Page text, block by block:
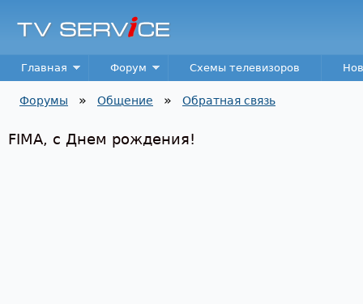
TV
Service
Main menu
Главная Форум Схемы телевизоров
Форумы » Общение » Обратная связь
FIMA, с Днем рождения!